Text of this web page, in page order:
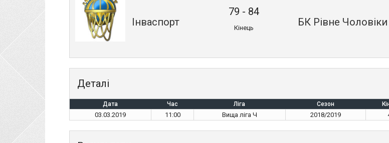
Інваспорт БК Рівне Чоловіки
79 - 84
Кінець
Деталі
Дата Час Ліга Сезон
03.03.2019 11:00 Вища ліга Ч 2018/2019